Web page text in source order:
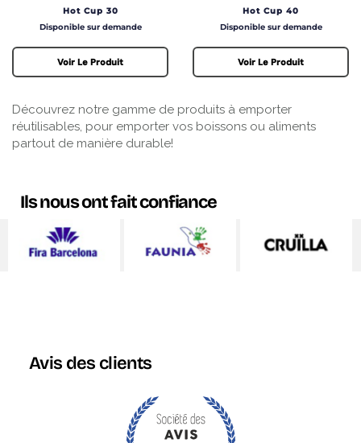
Hot Cup 30
Prix
Disponible sur demande
Voir Le Produit
Hot Cup 40
Prix
Disponible sur demande
Voir Le Produit
Découvrez notre gamme de produits à emporter
réutilisables, pour emporter vos boissons ou aliments
partout de manière durable!
Ils nous ont fait confiance
Avis des clients